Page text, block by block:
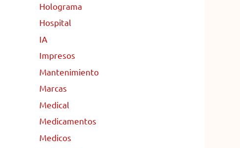
Holograma
Hospital
IA
Impresos
Mantenimiento
Marcas
Medical
Medicamentos
Medicos